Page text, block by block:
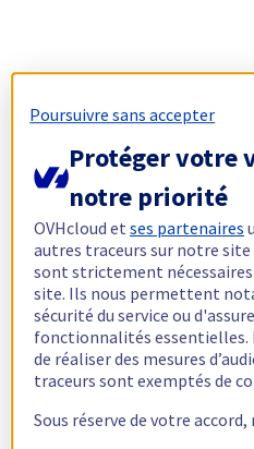
Poursuivre sans accepter
Protéger votre
notre priorité
OVHcloud etses partenaires
autres traceurs sur notre
sont strictement
site. Ils nous permettent
sécurité du service ou
fonctionnalités essentielles.
de réaliser des mesures
traceurs sont exemptés de
Sous réserve de votre